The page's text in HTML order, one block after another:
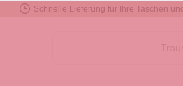
Schnelle Lieferung für Ihre Taschen